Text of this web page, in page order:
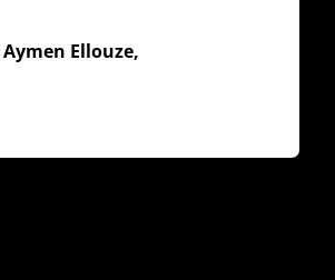
Aymen Ellouze,